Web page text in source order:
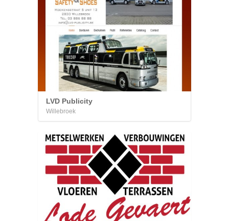
LVD Publicity
Willebroek